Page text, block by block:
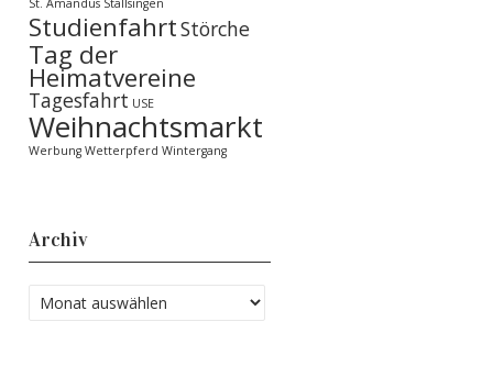
St. Amandus Stallsingen
StudienfahrtStörche
Tag der
Heimatvereine
Tagesfahrt USE
Weihnachtsmarkt
Werbung Wetterpferd Wintergang
Archiv